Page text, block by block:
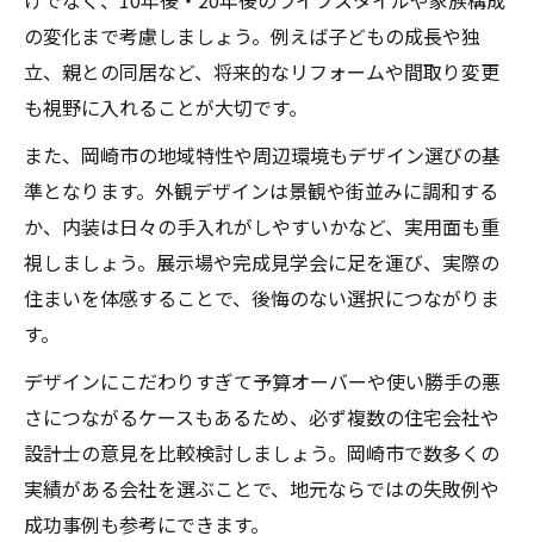
の変化まで考慮しましょう。例えば子どもの成長や独
立、親との同居など、将来的なリフォームや間取り変更
も視野に入れることが大切です。
また、岡崎市の地域特性や周辺環境もデザイン選びの基
準となります。外観デザインは景観や街並みに調和する
か、内装は日々の手入れがしやすいかなど、実用面も重
視しましょう。展示場や完成見学会に足を運び、実際の
住まいを体感することで、後悔のない選択につながりま
す。
デザインにこだわりすぎて予算オーバーや使い勝手の悪
さにつながるケースもあるため、必ず複数の住宅会社や
設計士の意見を比較検討しましょう。岡崎市で数多くの
実績がある会社を選ぶことで、地元ならではの失敗例や
成功事例も参考にできます。